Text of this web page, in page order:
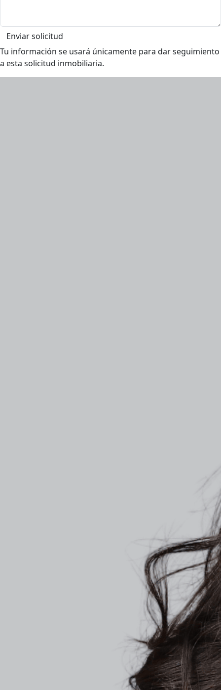
Enviar solicitud
Tu información se usará únicamente para dar seguimiento
a esta solicitud inmobiliaria.